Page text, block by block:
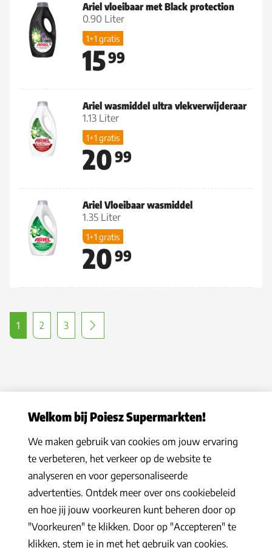
Ariel vloeibaar met Black protection
0.90 Liter
1+1 gratis
1599
Ariel wasmiddel ultra vlekverwijderaar
1.13 Liter
1+1 gratis
2099
Ariel Vloeibaar wasmiddel
1.35 Liter
1+1 gratis
2099
1 2 3
Privacy statement|Algemene voorwaarden |Hoe werkt het |
Veelgestelde vragen|Cookies
© 2026 Poiesz Supermarkten B.V. Alle rechten voorbehouden
Welkom bij Poiesz Supermarkten!
We maken gebruik van cookies om jouw ervaring
te verbeteren, het verkeer op de website te
analyseren en voor gepersonaliseerde
advertenties. Ontdek meer over ons cookiebeleid
en hoe jij jouw voorkeuren kunt beheren door op
"Voorkeuren" te klikken. Door op "Accepteren" te
klikken, stem je in met het gebruik van cookies.